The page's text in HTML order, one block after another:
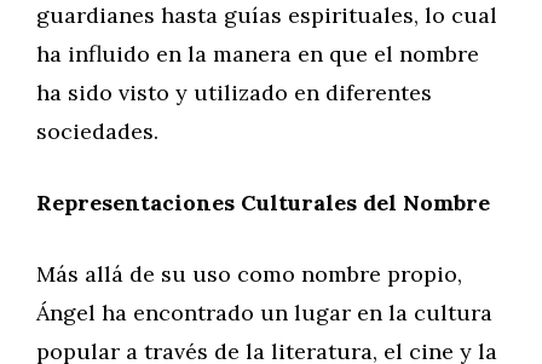
guardianes hasta guías espirituales, lo cual
ha influido en la manera en que el nombre
ha sido visto y utilizado en diferentes
sociedades.
Representaciones Culturales del Nombre
Más allá de su uso como nombre propio,
Ángel ha encontrado un lugar en la cultura
popular a través de la literatura, el cine y la